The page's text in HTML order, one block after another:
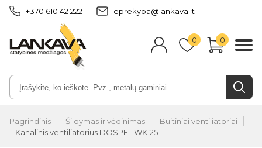
+370 610 42 222 eprekyba@lankava.lt
0 0
Pagrindinis Šildymas ir vėdinimas
Buitiniai ventiliatoriai
Kanalinis ventiliatorius DOSPEL WK125